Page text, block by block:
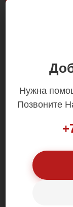
Нужна
Позвоните
ДЕФЕКТ
катушки.
Возможна